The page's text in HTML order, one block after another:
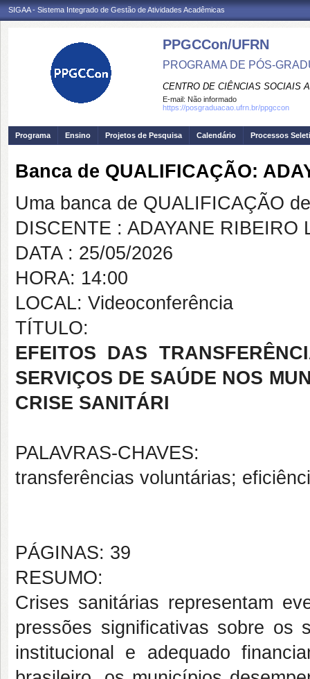
SIGAA - Sistema Integrado de Gestão de Atividades Acadêmicas
PPGCCon/UFRN
PROGRAMA DE PÓS-
CENTRO DE CIÊNCIAS SOCIAIS
E-mail: Não informado
https://posgraduacao.ufrn.br/ppgccon
Programa Ensino Projetos de Pesquisa Calendário Processos
Banca de QUALIFICAÇÃO:
Uma banca de QUALIFICAÇÃO
DISCENTE : ADAYANE RIBEIRO
DATA : 25/05/2026
HORA: 14:00
LOCAL: Videoconferência
TÍTULO:
EFEITOS DAS
SERVIÇOS DE SAÚDE NOS
CRISE SANITÁRI
PALAVRAS-CHAVES:
transferências voluntárias;
PÁGINAS: 39
RESUMO:
Crises sanitárias representam
pressões significativas sobre os
institucional e adequado